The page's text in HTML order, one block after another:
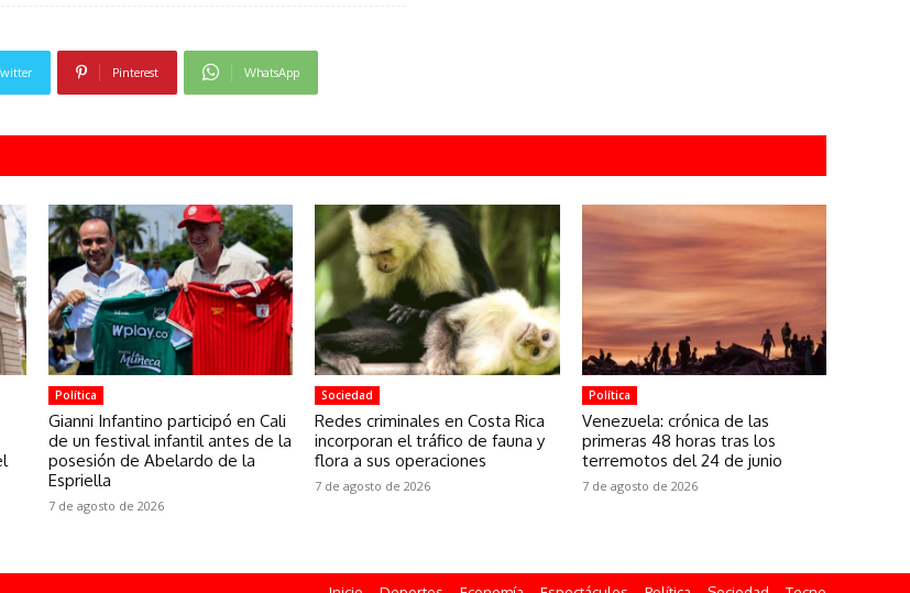
Pinterest WhatsApp
Política
Gianni Infantino participó en Cali
de un festival infantil antes de la
posesión de Abelardo de la
Espriella
7 de agosto de 2026
Sociedad
Redes criminales en Costa Rica
incorporan el tráfico de fauna y
flora a sus operaciones
7 de agosto de 2026
Política
Venezuela: crónica de las
primeras 48 horas tras los
terremotos del 24 de junio
7 de agosto de 2026